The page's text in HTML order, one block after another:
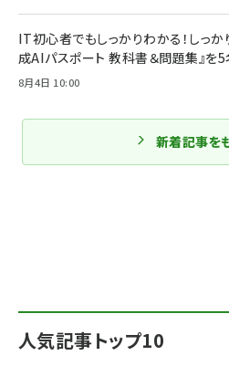
人気記事トップ10
IT初心者でもしっかりわかる！しっ
成AIパスポート 教科書＆問題集』を5
8月4日 10:00
新着記事を